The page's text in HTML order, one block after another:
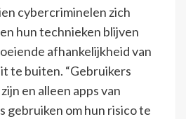
cybercriminelen zich
hun technieken blijven
afhankelijkheid van
te buiten. “Gebruikers
en alleen apps van
gebruiken om hun risico te